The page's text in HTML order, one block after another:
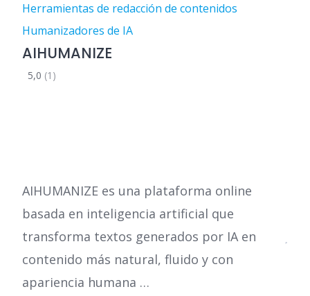
Herramientas de redacción de contenidos
Humanizadores de IA
AIHUMANIZE
5,0 (1)
AIHUMANIZE es una plataforma online
basada en inteligencia artificial que
transforma textos generados por IA en
contenido más natural, fluido y con
apariencia humana …